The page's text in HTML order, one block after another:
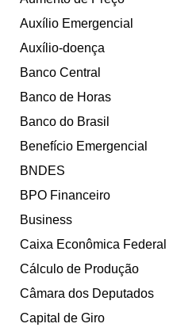
Auxílio Emergencial
Auxílio-doença
Banco Central
Banco de Horas
Banco do Brasil
Benefício Emergencial
BNDES
BPO Financeiro
Business
Caixa Econômica Federal
Cálculo de Produção
Câmara dos Deputados
Capital de Giro